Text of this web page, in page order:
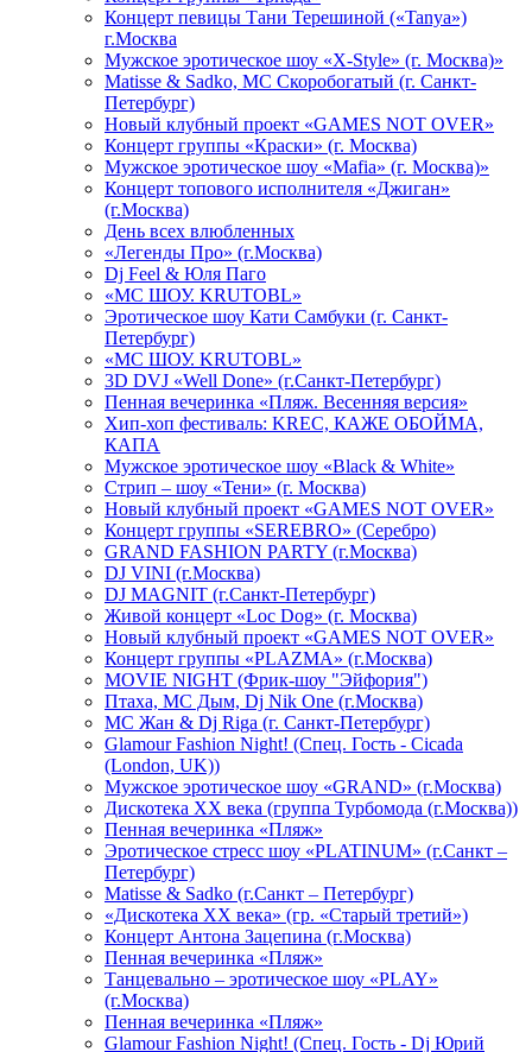
Концерт певицы Тани Терешиной («Tanya»)
г.Москва
Мужское эротическое шоу «X-Style» (г. Москва)»
Matissе & Sadko, MC Скоробогатый (г. Санкт-
Петербург)
Новый клубный проект «GAMES NOT OVER»
Концерт группы «Краски» (г. Москва)
Мужское эротическое шоу «Mafia» (г. Москва)»
Концерт топового исполнителя «Джиган»
(г.Москва)
День всех влюбленных
«Легенды Про» (г.Москва)
Dj Feel & Юля Паго
«МС ШОУ. KRUTOBL»
Эротическое шоу Кати Самбуки (г. Санкт-
Петербург)
«МС ШОУ. KRUTOBL»
3D DVJ «Well Done» (г.Санкт-Петербург)
Пенная вечеринка «Пляж. Весенняя версия»
Хип-хоп фестиваль: KREC, КАЖЕ ОБОЙМА,
КАПА
Мужское эротическое шоу «Black & White»
Стрип – шоу «Тени» (г. Москва)
Новый клубный проект «GAMES NOT OVER»
Концерт группы «SEREBRO» (Серебро)
GRAND FASHION PARTY (г.Москва)
DJ VINI (г.Москва)
DJ MAGNIT (г.Санкт-Петербург)
Живой концерт «Loc Dog» (г. Москва)
Новый клубный проект «GAMES NOT OVER»
Концерт группы «PLAZMA» (г.Москва)
MOVIE NIGHT (Фрик-шоу "Эйфория")
Птаха, МС Дым, Dj Nik One (г.Москва)
МС Жан & Dj Riga (г. Санкт-Петербург)
Glamour Fashion Night! (Спец. Гость - Cicada
(London, UK))
Мужское эротическое шоу «GRAND» (г.Москва)
Дискотека XX века (группа Турбомода (г.Москва))
Пенная вечеринка «Пляж»
Эротическое стресс шоу «PLATINUM» (г.Санкт –
Петербург)
Matisse & Sadko (г.Санкт – Петербург)
«Дискотека ХХ века» (гр. «Старый третий»)
Концерт Антона Зацепина (г.Москва)
Пенная вечеринка «Пляж»
Танцевально – эротическое шоу «PLAY»
(г.Москва)
Пенная вечеринка «Пляж»
Glamour Fashion Night! (Спец. Гость - Dj Юрий